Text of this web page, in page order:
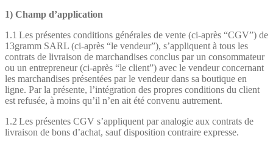
1) Champ d’application
1.1 Les présentes conditions générales de vente (ci-après “CGV”) de
13gramm SARL (ci-après “le vendeur”), s’appliquent à tous les
contrats de livraison de marchandises conclus par un consommateur
ou un entrepreneur (ci-après “le client”) avec le vendeur concernant
les marchandises présentées par le vendeur dans sa boutique en
ligne. Par la présente, l’intégration des propres conditions du client
est refusée, à moins qu’il n’en ait été convenu autrement.
1.2 Les présentes CGV s’appliquent par analogie aux contrats de
livraison de bons d’achat, sauf disposition contraire expresse.